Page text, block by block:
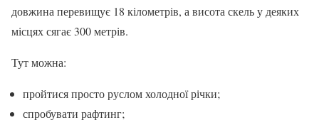
довжина перевищує 18 кілометрів, а висота скель у деяких
місцях сягає 300 метрів.
Тут можна:
пройтися просто руслом холодної річки;
спробувати рафтинг;